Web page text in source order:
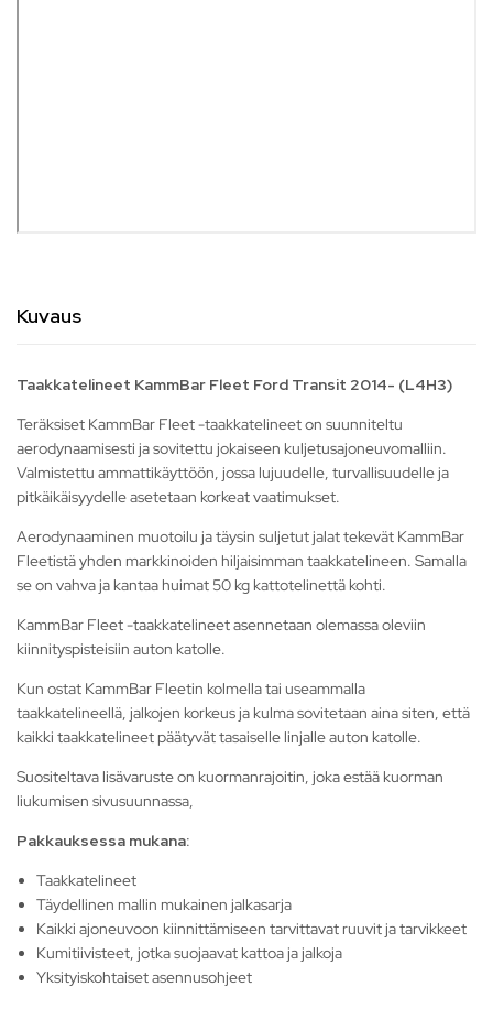
Kuvaus
Taakkatelineet KammBar Fleet Ford Transit 2014- (L4H3)
Teräksiset KammBar Fleet -taakkatelineet on suunniteltu
aerodynaamisesti ja sovitettu jokaiseen kuljetusajoneuvomalliin.
Valmistettu ammattikäyttöön, jossa lujuudelle, turvallisuudelle ja
pitkäikäisyydelle asetetaan korkeat vaatimukset.
Aerodynaaminen muotoilu ja täysin suljetut jalat tekevät KammBar
Fleetistä yhden markkinoiden hiljaisimman taakkatelineen. Samalla
se on vahva ja kantaa huimat 50 kg kattotelinettä kohti.
KammBar Fleet -taakkatelineet asennetaan olemassa oleviin
kiinnityspisteisiin auton katolle.
Kun ostat KammBar Fleetin kolmella tai useammalla
taakkatelineellä, jalkojen korkeus ja kulma sovitetaan aina siten, että
kaikki taakkatelineet päätyvät tasaiselle linjalle auton katolle.
Suositeltava lisävaruste on kuormanrajoitin, joka estää kuorman
liukumisen sivusuunnassa,
Pakkauksessa mukana:
Taakkatelineet
Täydellinen mallin mukainen jalkasarja
Kaikki ajoneuvoon kiinnittämiseen tarvittavat ruuvit ja tarvikkeet
Kumitiivisteet, jotka suojaavat kattoa ja jalkoja
Yksityiskohtaiset asennusohjeet